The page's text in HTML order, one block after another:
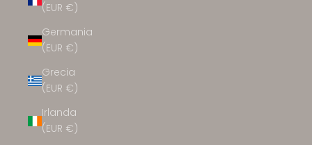
(EUR €)
Germania
(EUR €)
Grecia
(EUR €)
Irlanda
(EUR €)